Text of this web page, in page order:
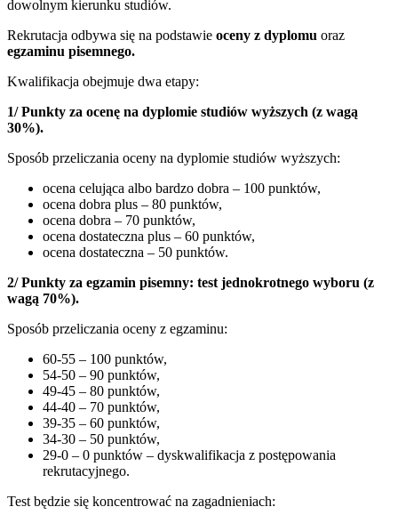
dowolnym kierunku studiów.
Rekrutacja odbywa się na podstawie oceny z dyplomu oraz
egzaminu pisemnego.
Kwalifikacja obejmuje dwa etapy:
1/ Punkty za ocenę na dyplomie studiów wyższych (z wagą
30%).
Sposób przeliczania oceny na dyplomie studiów wyższych:
ocena celująca albo bardzo dobra – 100 punktów,
ocena dobra plus – 80 punktów,
ocena dobra – 70 punktów,
ocena dostateczna plus – 60 punktów,
ocena dostateczna – 50 punktów.
2/ Punkty za egzamin pisemny: test jednokrotnego wyboru (z
wagą 70%).
Sposób przeliczania oceny z egzaminu:
60-55 – 100 punktów,
54-50 – 90 punktów,
49-45 – 80 punktów,
44-40 – 70 punktów,
39-35 – 60 punktów,
34-30 – 50 punktów,
29-0 – 0 punktów – dyskwalifikacja z postępowania
rekrutacyjnego.
Test będzie się koncentrować na zagadnieniach: